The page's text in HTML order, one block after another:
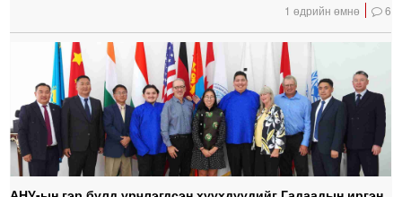
1 өдрийн өмнө 6